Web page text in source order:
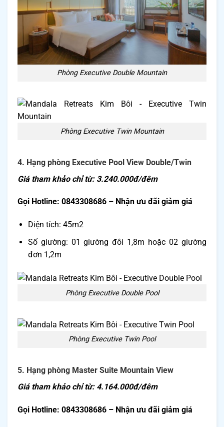
Phòng Executive Double Mountain
Phòng Executive Twin Mountain
4. Hạng phòng Executive Pool View Double/Twin
Giá tham khảo chỉ từ: 3.240.000đ/đêm
Gọi Hotline: 0843308686 – Nhận ưu đãi giảm giá
Diện tích: 45m2
Số giường: 01 giường đôi 1,8m hoặc 02 giường
đơn 1,2m
Phòng Executive Double Pool
Phòng Executive Twin Pool
5. Hạng phòng Master Suite Mountain View
Giá tham khảo chỉ từ: 4.164.000đ/đêm
Gọi Hotline: 0843308686 – Nhận ưu đãi giảm giá